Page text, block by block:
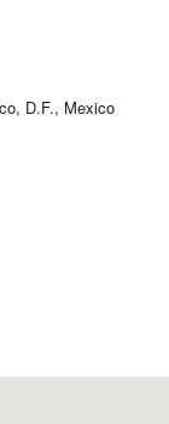
D.F., Mexico